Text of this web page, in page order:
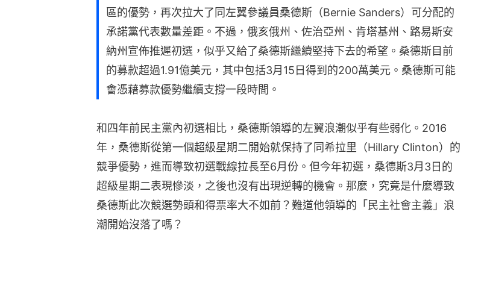
區的優勢，再次拉大了同左翼參議員桑德斯（Bernie Sanders）可分配的
承諾黨代表數量差距。不過，俄亥俄州、佐治亞州、肯塔基州、路易斯安
納州宣佈推遲初選，似乎又給了桑德斯繼續堅持下去的希望。桑德斯目前
的募款超過1.91億美元，其中包括3月15日得到的200萬美元。桑德斯可能
會憑藉募款優勢繼續支撐一段時間。
和四年前民主黨內初選相比，桑德斯領導的左翼浪潮似乎有些弱化。2016
年，桑德斯從第一個超級星期二開始就保持了同希拉里（Hillary Clinton）的
競爭優勢，進而導致初選戰線拉長至6月份。但今年初選，桑德斯3月3日的
超級星期二表現慘淡，之後也沒有出現逆轉的機會。那麼，究竟是什麼導致
桑德斯此次競選勢頭和得票率大不如前？難道他領導的「民主社會主義」浪
潮開始沒落了嗎？